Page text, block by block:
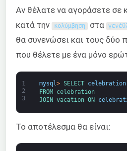
Αν θέλατε να αγοράσετε σε
κατά την
κολύμβηση στα
θα συνενώσει και τους δύο
που θέλετε με ένα μόνο
1
2
3
mysql > SELECT celebration
FROM celebration
JOIN vacation ON
Το αποτέλεσμα θα είναι: